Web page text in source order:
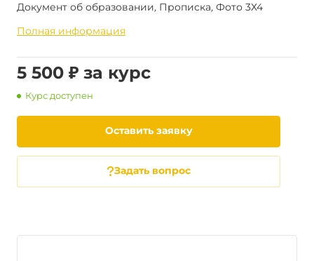
Документ об образовании, Прописка, Фото 3Х4
Полная информация
5 500 ₽ за курс
Курс доступен
Оставить заявку
Задать вопрос